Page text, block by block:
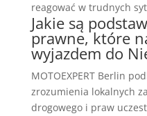
reagować w trudnych
Jakie są
prawne, które
wyjazdem do
MOTOEXPERT Berlin
zrozumienia lokalnych
drogowego i praw